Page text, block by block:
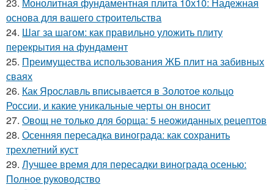
основа для вашего строительства
24. Шаг за шагом: как правильно уложить плиту
перекрытия на фундамент
25. Преимущества использования ЖБ плит на забивных
сваях
26. Как Ярославль вписывается в Золотое кольцо
России, и какие уникальные черты он вносит
27. Овощ не только для борща: 5 неожиданных рецептов
28. Осенняя пересадка винограда: как сохранить
трехлетний куст
29. Лучшее время для пересадки винограда осенью:
Полное руководство